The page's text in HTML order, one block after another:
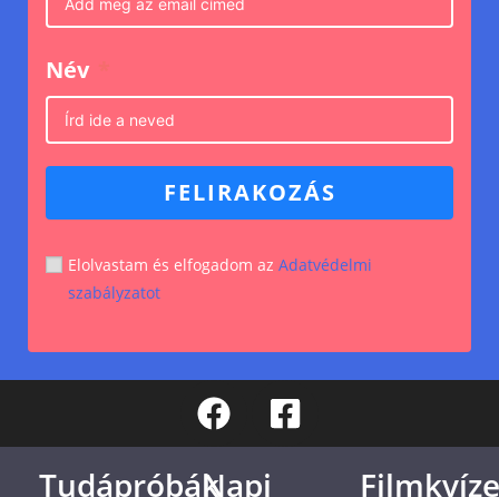
Név
FELIRAKOZÁS
Elolvastam és elfogadom az Adatvédelmi
szabályzatot
TudápróbákNapi